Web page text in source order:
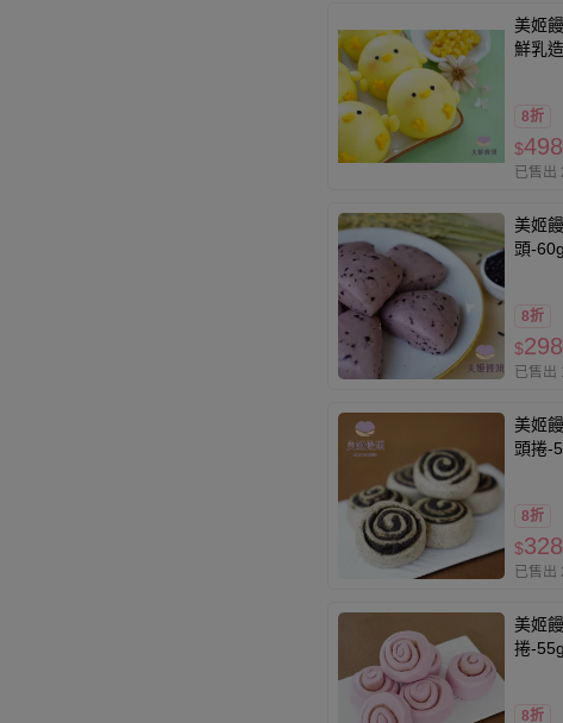
美姬
鮮乳
8折
$498
已售出
美姬
頭-
8折
$298
已售出
美姬
頭捲-
8折
$328
已售出
美姬
捲-
8折